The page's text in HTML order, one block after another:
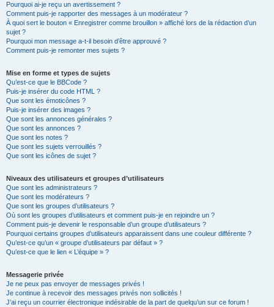
Pourquoi ai-je reçu un avertissement ?
Comment puis-je rapporter des messages à un modérateur ?
À quoi sert le bouton « Enregistrer comme brouillon » affiché lors de la rédaction d’un
sujet ?
Pourquoi mon message a-t-il besoin d’être approuvé ?
Comment puis-je remonter mes sujets ?
Mise en forme et types de sujets
Qu’est-ce que le BBCode ?
Puis-je insérer du code HTML ?
Que sont les émoticônes ?
Puis-je insérer des images ?
Que sont les annonces générales ?
Que sont les annonces ?
Que sont les notes ?
Que sont les sujets verrouillés ?
Que sont les icônes de sujet ?
Niveaux des utilisateurs et groupes d’utilisateurs
Que sont les administrateurs ?
Que sont les modérateurs ?
Que sont les groupes d’utilisateurs ?
Où sont les groupes d’utilisateurs et comment puis-je en rejoindre un ?
Comment puis-je devenir le responsable d’un groupe d’utilisateurs ?
Pourquoi certains groupes d’utilisateurs apparaissent dans une couleur différente ?
Qu’est-ce qu’un « groupe d’utilisateurs par défaut » ?
Qu’est-ce que le lien « L’équipe » ?
Messagerie privée
Je ne peux pas envoyer de messages privés !
Je continue à recevoir des messages privés non sollicités !
J’ai reçu un courrier électronique indésirable de la part de quelqu’un sur ce forum !